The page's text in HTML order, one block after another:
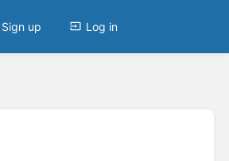
Sign up Log in